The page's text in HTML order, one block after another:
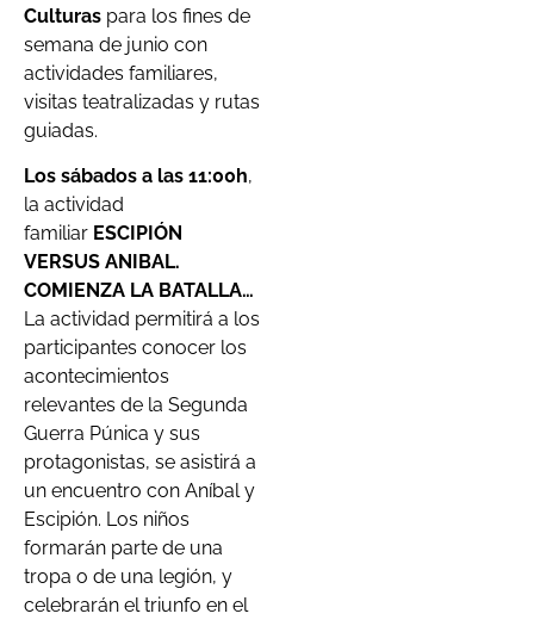
Culturas para los fines de
semana de junio con
actividades familiares,
visitas teatralizadas y rutas
guiadas.
Los sábados a las 11:00h,
la actividad
familiar ESCIPIÓN
VERSUS ANIBAL.
COMIENZA LA BATALLA…
La actividad permitirá a los
participantes conocer los
acontecimientos
relevantes de la Segunda
Guerra Púnica y sus
protagonistas, se asistirá a
un encuentro con Aníbal y
Escipión. Los niños
formarán parte de una
tropa o de una legión, y
celebrarán el triunfo en el